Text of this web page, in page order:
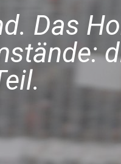
Das